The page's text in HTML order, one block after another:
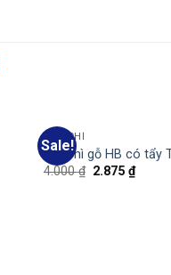
Sale!
BÚT CHÌ
Bút chì gỗ HB có tẩy
4.000₫ 2.875₫